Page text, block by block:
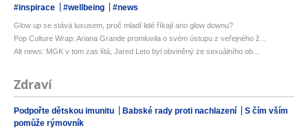
#inspirace #wellbeing #news
Glow up se stává luxusem, proč mladí lidé říkají ano glow downu?
Pop Culture Wrap: Ariana Grande promluvila o svém ústupu z veřejného ž...
Alt news: MGK v tom zas lítá, Jared Leto byl obviněný ze sexuálního ob...
Zdraví
Podpořte dětskou imunitu Babské rady proti nachlazení
S čím vším
pomůže rýmovník